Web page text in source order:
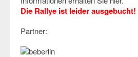
Die Rallye ist leider ausgebucht!
Partner: